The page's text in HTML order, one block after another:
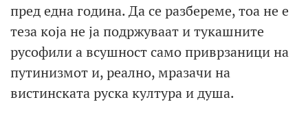
пред една година. Да се разбереме, тоа не е
теза која не ја подржуваат и тукашните
русофили а всушност само приврзаници на
путинизмот и, реално, мразачи на
вистинската руска култура и душа.